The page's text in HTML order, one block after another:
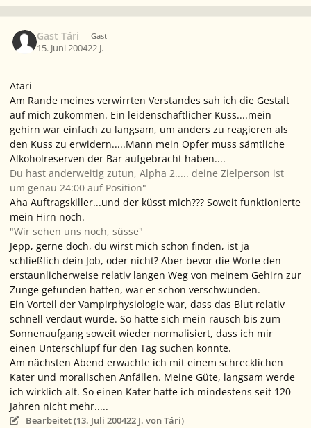
Gast Tári Gast
15. Juni 200422 J.
Atari
Am Rande meines verwirrten Verstandes sah ich die Gestalt
auf mich zukommen. Ein leidenschaftlicher Kuss....mein
gehirn war einfach zu langsam, um anders zu reagieren als
den Kuss zu erwidern.....Mann mein Opfer muss sämtliche
Alkoholreserven der Bar aufgebracht haben....
Du hast anderweitig zutun, Alpha 2..... deine Zielperson ist
um genau 24:00 auf Position"
Aha Auftragskiller...und der küsst mich??? Soweit funktionierte
mein Hirn noch.
"Wir sehen uns noch, süsse"
Jepp, gerne doch, du wirst mich schon finden, ist ja
schließlich dein Job, oder nicht? Aber bevor die Worte den
erstaunlicherweise relativ langen Weg von meinem Gehirn zur
Zunge gefunden hatten, war er schon verschwunden.
Ein Vorteil der Vampirphysiologie war, dass das Blut relativ
schnell verdaut wurde. So hatte sich mein rausch bis zum
Sonnenaufgang soweit wieder normalisiert, dass ich mir
einen Unterschlupf für den Tag suchen konnte.
Am nächsten Abend erwachte ich mit einem schrecklichen
Kater und moralischen Anfällen. Meine Güte, langsam werde
ich wirklich alt. So einen Kater hatte ich mindestens seit 120
Jahren nicht mehr.....
Bearbeitet (13. Juli 200422 J. von Tári)